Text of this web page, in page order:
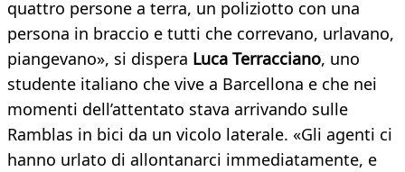
quattro persone a terra, un poliziotto con una
persona in braccio e tutti che correvano, urlavano,
piangevano», si dispera Luca Terracciano, uno
studente italiano che vive a Barcellona e che nei
momenti dell’attentato stava arrivando sulle
Ramblas in bici da un vicolo laterale. «Gli agenti ci
hanno urlato di allontanarci immediatamente, e